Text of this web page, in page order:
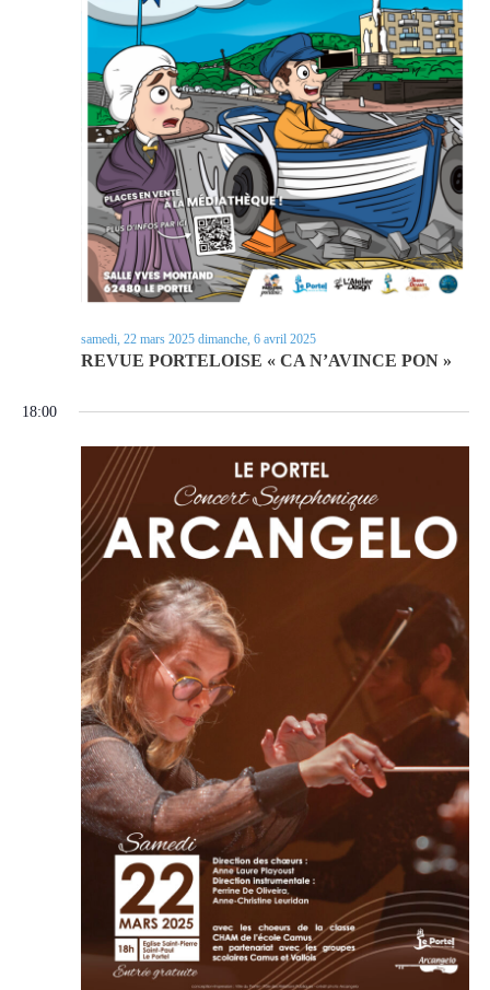
REVUE PORTELOISE « CA N’AVINCE PON »
samedi, 22 mars 2025 dimanche, 6 avril 2025
18:00